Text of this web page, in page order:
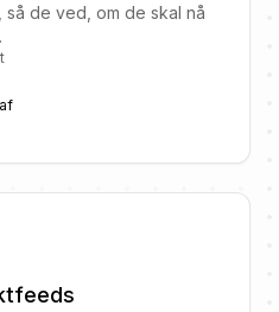
de ved, om de skal nå